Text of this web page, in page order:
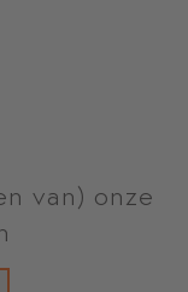
van) onze